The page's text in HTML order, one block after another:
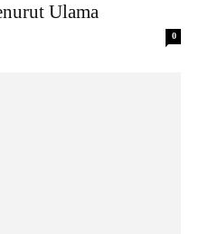
Ulama
0